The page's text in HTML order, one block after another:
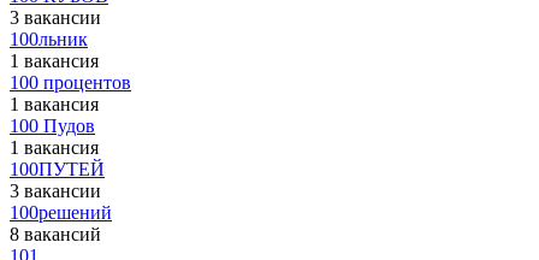
3 вакансии
100льник
1 вакансия
100 процентов
1 вакансия
100 Пудов
1 вакансия
100ПУТЕЙ
3 вакансии
100решений
8 вакансий
101